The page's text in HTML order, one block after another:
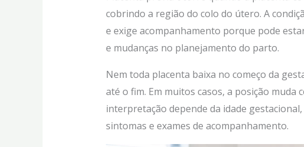
cobrindo a região do colo do útero. A
e exige acompanhamento porque pode
e mudanças no planejamento do parto.
Nem toda placenta baixa no começo da
até o fim. Em muitos casos, a posição muda
interpretação depende da idade
sintomas e exames de acompanhamento.